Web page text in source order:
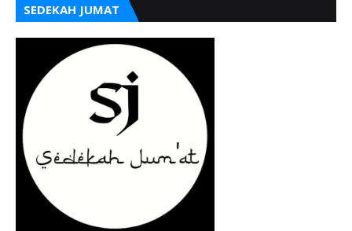
SEDEKAH JUMAT